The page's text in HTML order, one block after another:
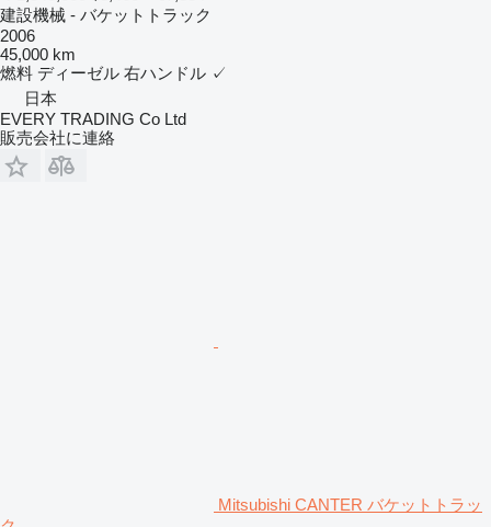
建設機械 - バケットトラック
2006
45,000 km
燃料 ディーゼル 右ハンドル ✓
日本
EVERY TRADING Co Ltd
販売会社に連絡
Mitsubishi CANTER バケットトラッ